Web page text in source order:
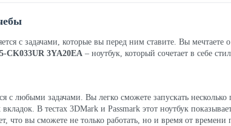
с задачами, которые вы перед ним ставите. Вы
CK033UR 3YA20EA – ноутбук, который сочетает в себе
любыми задачами. Вы легко сможете запускать
В тестах 3DMark и Passmark этот ноутбук
что вы сможете не только работать, но и время от